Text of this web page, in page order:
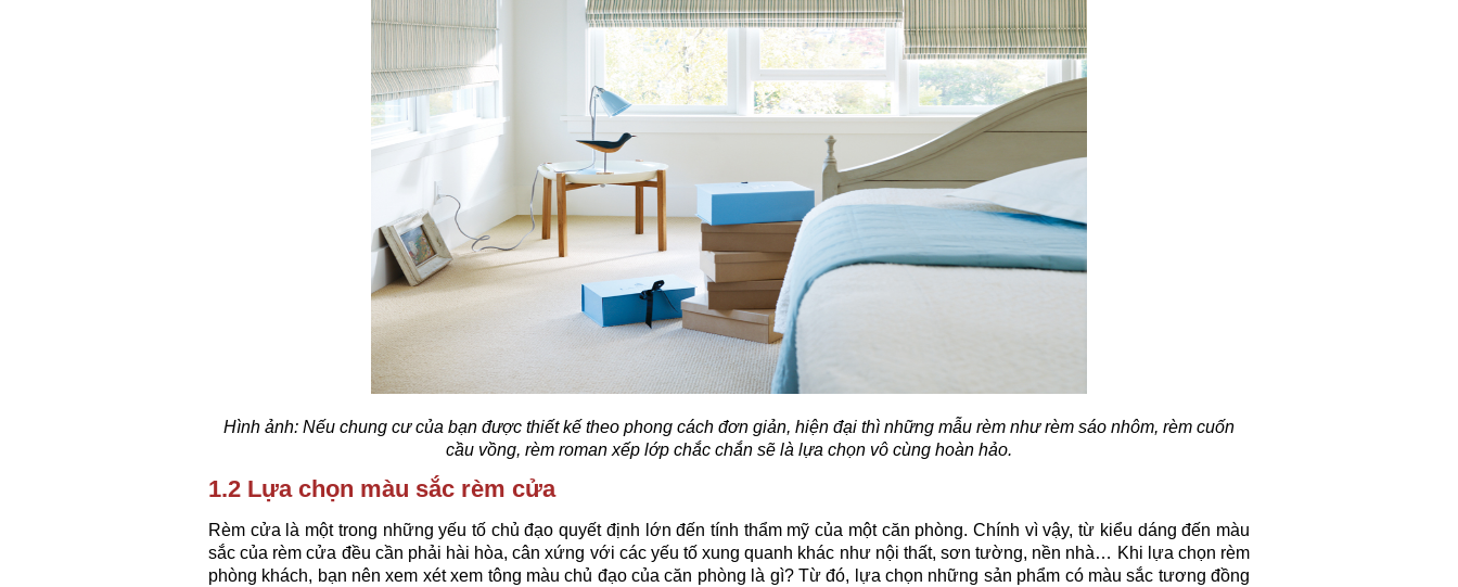
Hình ảnh: Nếu chung cư của bạn được thiết kế theo phong cách đơn giản, hiện đại thì những mẫu rèm như rèm sáo nhôm, rèm cuốn
cầu vồng, rèm roman xếp lớp chắc chắn sẽ là lựa chọn vô cùng hoàn hảo.
1.2 Lựa chọn màu sắc rèm cửa
Rèm cửa là một trong những yếu tố chủ đạo quyết định lớn đến tính thẩm mỹ của một căn phòng. Chính vì vậy, từ kiểu dáng đến màu
sắc của rèm cửa đều cần phải hài hòa, cân xứng với các yếu tố xung quanh khác như nội thất, sơn tường, nền nhà… Khi lựa chọn rèm
phòng khách, bạn nên xem xét xem tông màu chủ đạo của căn phòng là gì? Từ đó, lựa chọn những sản phẩm có màu sắc tương đồng